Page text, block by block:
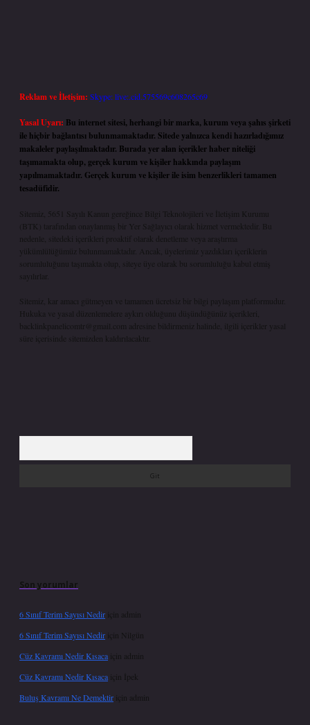
Reklam ve İletişim: Skype: live:.cid.575569c608265c69
Yasal Uyarı: Bu internet sitesi, herhangi bir marka, kurum veya şahıs şirketi
ile hiçbir bağlantısı bulunmamaktadır. Sitede yalnızca kendi hazırladığımız
makaleler paylaşılmaktadır. Burada yer alan içerikler haber niteliği
taşımamakta olup, gerçek kurum ve kişiler hakkında paylaşım
yapılmamaktadır. Gerçek kurum ve kişiler ile isim benzerlikleri tamamen
tesadüfidir.
Sitemiz, 5651 Sayılı Kanun gereğince Bilgi Teknolojileri ve İletişim Kurumu
(BTK) tarafından onaylanmış bir Yer Sağlayıcı olarak hizmet vermektedir. Bu
nedenle, sitedeki içerikleri proaktif olarak denetleme veya araştırma
yükümlülüğümüz bulunmamaktadır. Ancak, üyelerimiz yazdıkları içeriklerin
sorumluluğunu taşımakta olup, siteye üye olarak bu sorumluluğu kabul etmiş
sayılırlar.
Sitemiz, kar amacı gütmeyen ve tamamen ücretsiz bir bilgi paylaşım platformudur.
Hukuka ve yasal düzenlemelere aykırı olduğunu düşündüğünüz içerikleri,
backlinkpanelicomtr@gmail.com
adresine bildirmeniz halinde, ilgili içerikler yasal
süre içerisinde sitemizden kaldırılacaktır.
Son yorumlar
6 Sınıf Terim Sayısı Nedir için
admin
6 Sınıf Terim Sayısı Nedir için Nilgün
Cüz Kavramı Nedir Kısaca için
admin
Cüz Kavramı Nedir Kısaca için İpek
Buluş Kavramı Ne Demektir için admin